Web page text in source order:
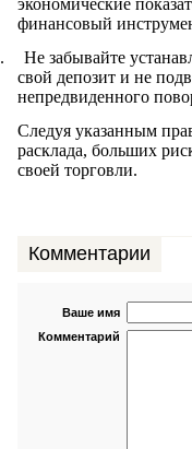
финансовый
Не забывайте
свой депозит и не
непредвиденного
Следуя указанным
расклада, больших
своей торговли.
Комментарии
Ваше имя
Комментарий